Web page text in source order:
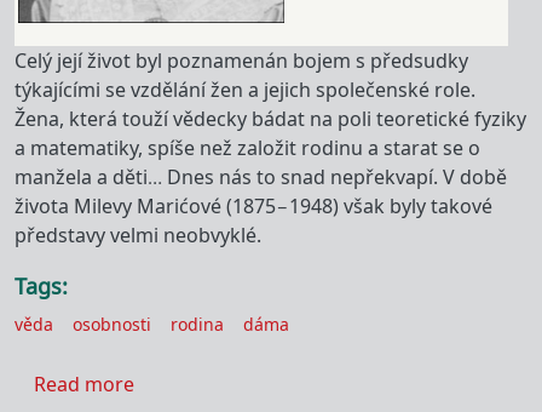
Celý její život byl poznamenán bojem s předsudky
týkajícími se vzdělání žen a jejich společenské role.
Žena, která touží vědecky bádat na poli teoretické fyziky
a matematiky, spíše než založit rodinu a starat se o
manžela a děti… Dnes nás to snad nepřekvapí. V době
života Milevy Marićové (1875–1948) však byly takové
představy velmi neobvyklé.
Tags
věda osobnosti rodina dáma
Read moreabout Mileva Marićová-Einsteinová